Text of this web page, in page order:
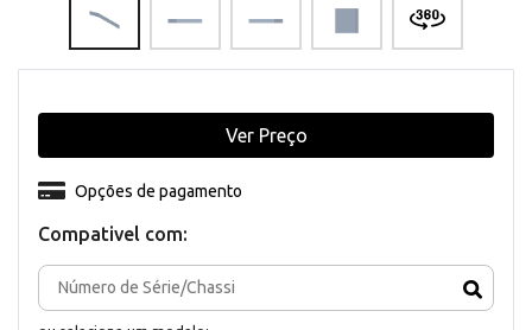
Compativel com:
Opções de pagamento
Ver Preço